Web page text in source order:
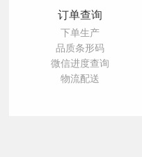
订单查询
下单生产
品质条形码
微信进度查询
物流配送